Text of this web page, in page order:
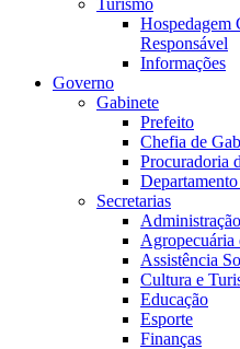
Turismo
Hospedagem
Responsável
Informações
Governo
Gabinete
Prefeito
Chefia de
Procuradoria
Secretarias
Administração
Agropecuária
Assistência
Cultura e
Educação
Esporte
Finanças